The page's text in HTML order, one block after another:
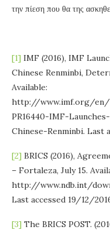
την πίεση που θα της
[1] IMF (2016), IMF
Chinese Renminbi,
Available:
http://www.imf.org/
PR16440-IMF-
Chinese-Renminbi. Last
[2] BRICS (2016),
– Fortaleza, July 15.
http://www.ndb.int/
Last accessed 19/12/
[3] The BRICS POST.